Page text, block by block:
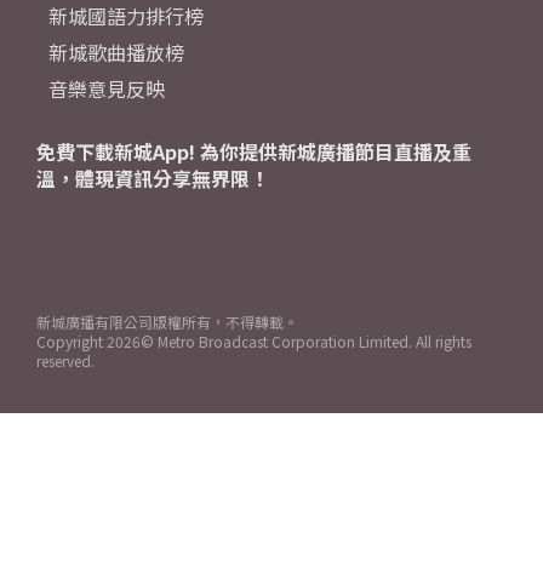
新城國語力排行榜
新城歌曲播放榜
音樂意見反映
免費下載新城App! 為你提供新城廣播節目直播及重
溫，體現資訊分享無界限！
新城廣播有限公司版權所有，不得轉載。
Copyright 2026© Metro Broadcast Corporation Limited. All rights
reserved.